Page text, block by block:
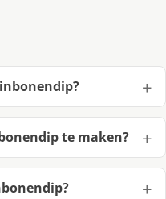
te maken?